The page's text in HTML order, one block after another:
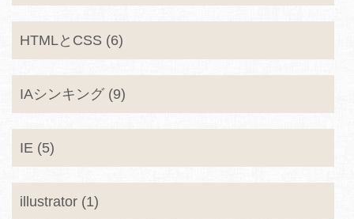
HTMLとCSS (6)
IAシンキング (9)
IE (5)
illustrator (1)